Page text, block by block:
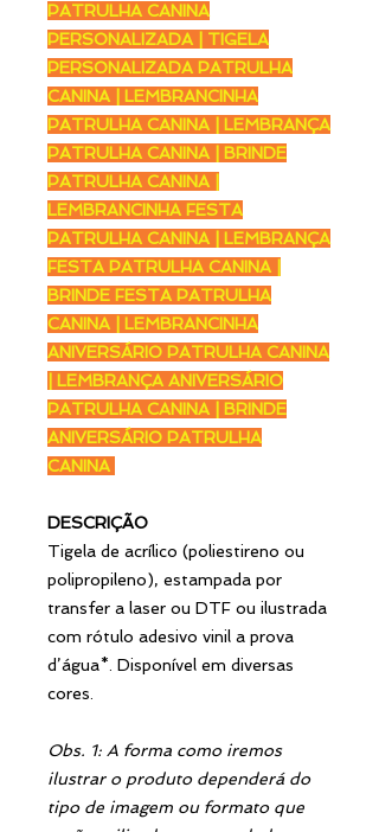
PATRULHA CANINA
PERSONALIZADA | TIGELA
PERSONALIZADA PATRULHA
CANINA | LEMBRANCINHA
PATRULHA CANINA | LEMBRANÇA
PATRULHA CANINA | BRINDE
PATRULHA CANINA |
LEMBRANCINHA FESTA
PATRULHA CANINA | LEMBRANÇA
FESTA PATRULHA CANINA |
BRINDE FESTA PATRULHA
CANINA | LEMBRANCINHA
ANIVERSÁRIO PATRULHA CANINA
| LEMBRANÇA ANIVERSÁRIO
PATRULHA CANINA | BRINDE
ANIVERSÁRIO PATRULHA
CANINA
DESCRIÇÃO
Tigela de acrílico (poliestireno ou
polipropileno), estampada por
transfer a laser ou DTF ou ilustrada
com rótulo adesivo vinil a prova
d’água*. Disponível em diversas
cores.
Obs. 1: A forma como iremos
ilustrar o produto dependerá do
tipo de imagem ou formato que